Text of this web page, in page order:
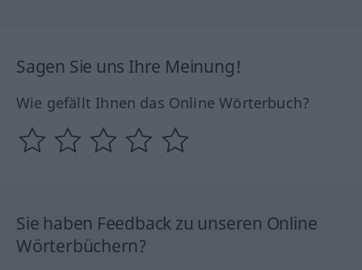
Sagen Sie uns Ihre Meinung!
Wie gefällt Ihnen das Online Wörterbuch?
Sie haben Feedback zu unseren Online
Wörterbüchern?